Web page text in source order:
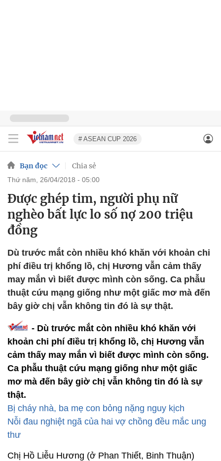
# ASEAN CUP 2026
Bạn đọc Chia sẻ
thứ năm, 26/04/2018 - 05:00
Được ghép tim, người phụ nữ
nghèo bất lực lo số nợ 200 triệu
đồng
Dù trước mắt còn nhiều khó khăn với khoản chi
phí điều trị khổng lồ, chị Hương vẫn cảm thấy
may mắn vì biết được mình còn sống. Ca phẫu
thuật cứu mạng giống như một giấc mơ mà đến
bây giờ chị vẫn không tin đó là sự thật.
- Dù trước mắt còn nhiều khó khăn với
khoản chi phí điều trị khổng lồ, chị Hương vẫn
cảm thấy may mắn vì biết được mình còn sống.
Ca phẫu thuật cứu mạng giống như một giấc
mơ mà đến bây giờ chị vẫn không tin đó là sự
thật.
Bị cháy nhà, ba mẹ con bỏng nặng nguy kịch
Nỗi đau nghiệt ngã của hai vợ chồng đều mắc ung
thư
Chị Hồ Liễu Hương (ở Phan Thiết, Binh Thuận)